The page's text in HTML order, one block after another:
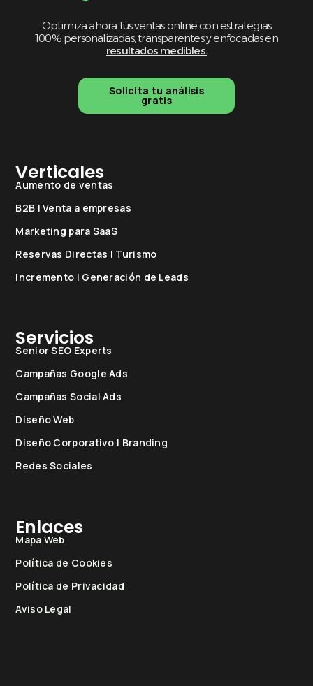
Servicios
Senior SEO Experts
Campañas Google Ads
Campañas Social Ads
Diseño Web
Diseño Corporativo | Branding
Redes Sociales
Verticales
Aumento de ventas
B2B | Venta a empresas
Marketing para SaaS
Reservas Directas | Turismo
Incremento | Generación de Leads
Enlaces
Mapa Web
Política de Cookies
Política de Privacidad
Aviso Legal
Optimiza ahora tus ventas online con estrategias
100% personalizadas, transparentes y enfocadas en
resultados medibles.
Solicita tu análisis
gratis